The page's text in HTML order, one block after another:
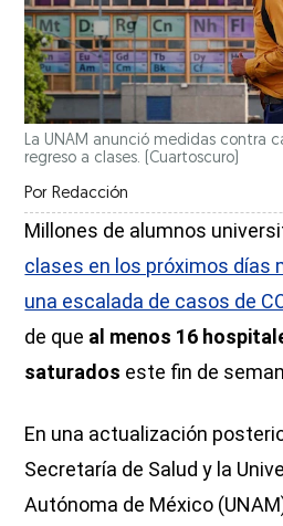
La UNAM anunció medidas contra
regreso a clases.
(Cuartoscuro)
Por Redacción
Millones de alumnos
clases en los próximos días
una escalada de casos de
de que al menos 16
saturados este fin de
En una actualización
Secretaría de Salud y la
Autónoma de México